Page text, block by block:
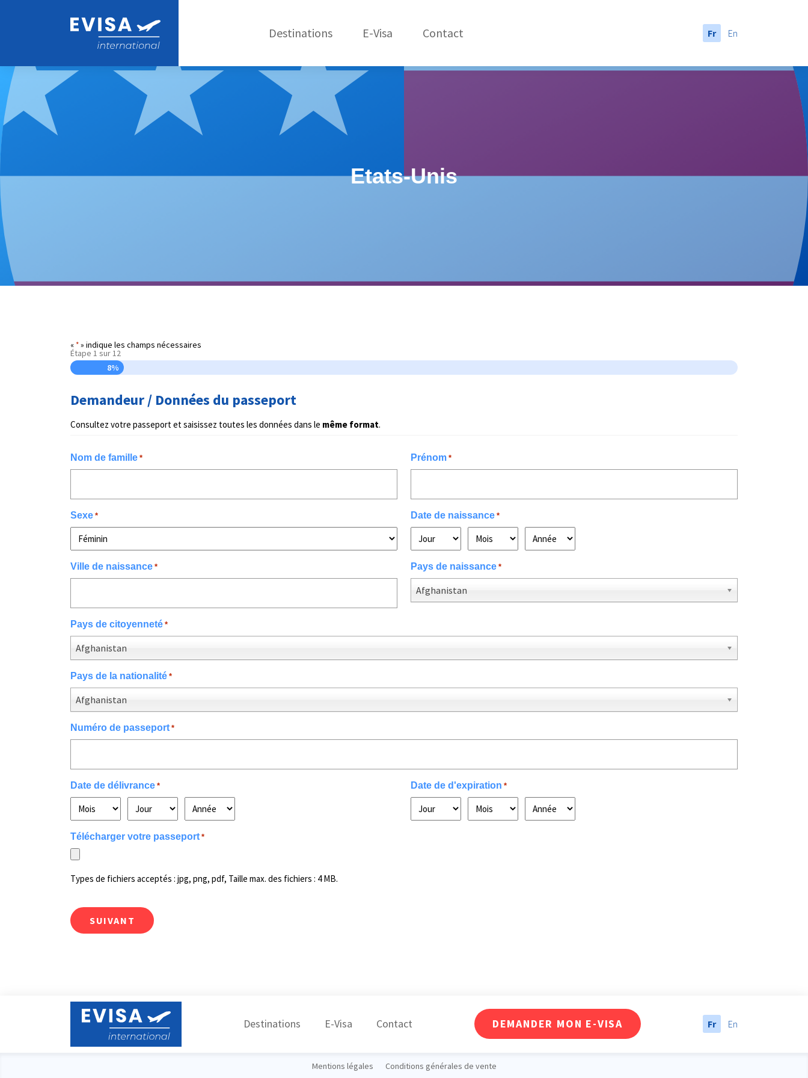
Destinations
Amérique du Nord
Amérique du Sud
E-Visa Contact Fr En
Etats-Unis
«*» indique les champs nécessaires
Étape 1 sur12
8%
Demandeur / Données du passeport
Consultez votre passeport et saisissez toutes les données dans le même format.
Nom de famille * Prénom *
Sexe * Date de naissance *
Ville de naissance * Pays de naissance *
Afghanistan
Pays de citoyenneté *
Afghanistan
Pays de la nationalité *
Afghanistan
Numéro de passeport *
Date de délivrance * Date de d'expiration *
Télécharger votre passeport *
Types de fichiers acceptés : jpg, png, pdf, Taille max. des fichiers : 4 MB.
Destinations E-Visa Contact DEMANDER MON E-VISA Fr En
Mentions légales Conditions générales de vente